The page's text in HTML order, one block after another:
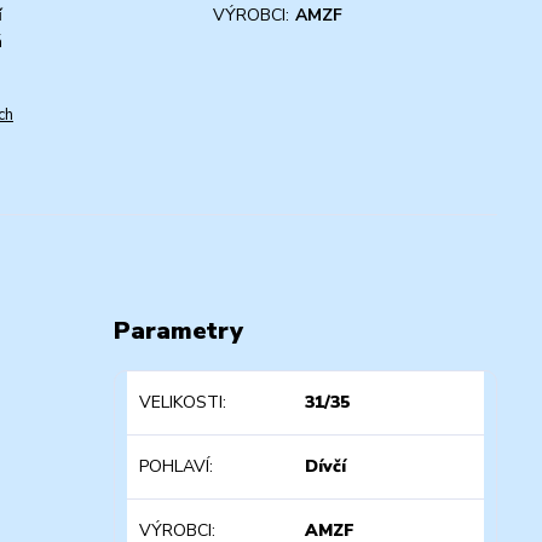
VÝROBCI: AMZF
Parametry
VELIKOSTI 31/35
POHLAVÍ Dívčí
VÝROBCI AMZF